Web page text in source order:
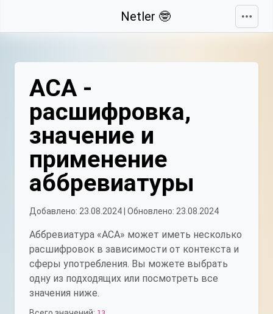
Netler 🤓
АСА -
расшифровка,
значение и
применение
аббревиатуры
Добавлено: 23.08.2024 | Обновлено: 23.08.2024
Аббревиатура «АСА» может иметь несколько
расшифровок в зависимости от контекста и
сферы употребления. Вы можете выбрать
одну из подходящих или посмотреть все
значения ниже.